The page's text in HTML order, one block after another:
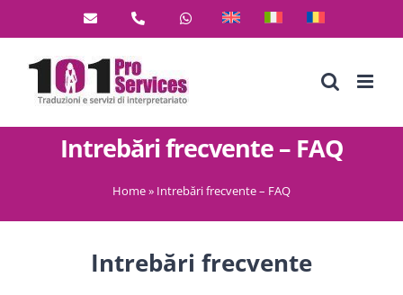
to
content
Intrebări frecvente – FAQ
Home» Intrebări frecvente – FAQ
Intrebări frecvente